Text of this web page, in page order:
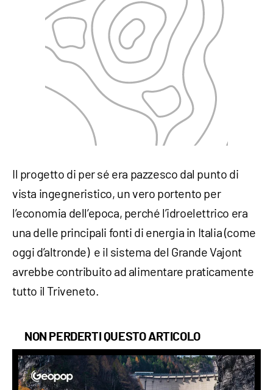
Il progetto di per sé era pazzesco dal punto di
vista ingegneristico, un vero portento per
l’economia dell’epoca, perché l’idroelettrico era
una delle principali fonti di energia in Italia (come
oggi d’altronde) e il sistema del Grande Vajont
avrebbe contribuito ad alimentare praticamente
tutto il Triveneto.
NON PERDERTI QUESTO ARTICOLO